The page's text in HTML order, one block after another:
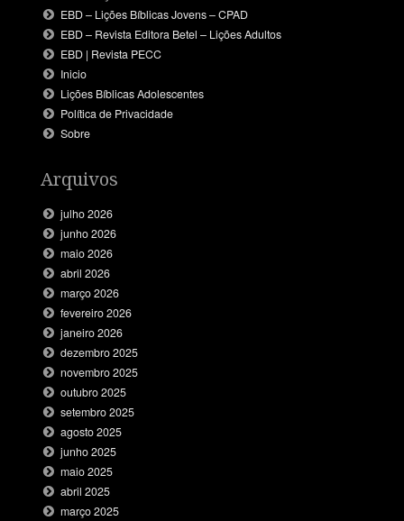
EBD – Lições Bíblicas Jovens – CPAD
EBD – Revista Editora Betel – Lições Adultos
EBD | Revista PECC
Inicio
Lições Bíblicas Adolescentes
Política de Privacidade
Sobre
Arquivos
julho 2026
junho 2026
maio 2026
abril 2026
março 2026
fevereiro 2026
janeiro 2026
dezembro 2025
novembro 2025
outubro 2025
setembro 2025
agosto 2025
junho 2025
maio 2025
abril 2025
março 2025